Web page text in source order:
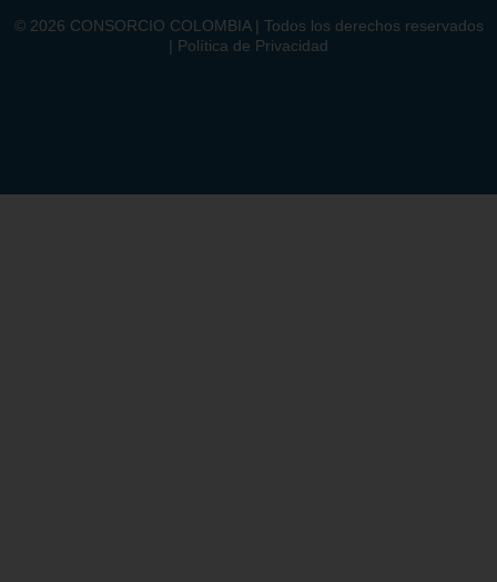
© 2026 CONSORCIO COLOMBIA | Todos los derechos reservados
| Política de Privacidad